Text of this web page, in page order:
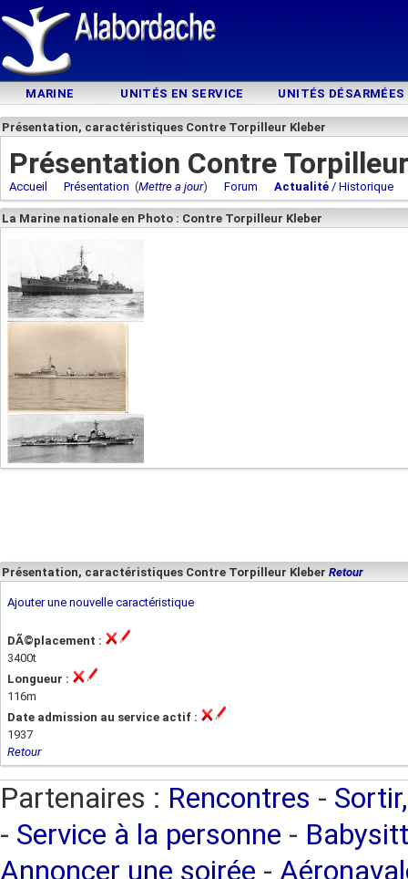
MARINE UNITÉS EN SERVICE UNITÉS DÉSARMÉES
Présentation, caractéristiques Contre Torpilleur Kleber
Présentation Contre
Accueil Présentation (Mettre a jour) Forum Actualité / Historique
La Marine nationale en Photo : Contre Torpilleur Kleber
Présentation, caractéristiques Contre Torpilleur Kleber Retour
Ajouter une nouvelle caractéristique
DÃ©placement :
3400t
Longueur :
116m
Date admission au service actif :
1937
Retour
Partenaires : Rencontres -
- Service à la personne -
Annoncer une soirée -